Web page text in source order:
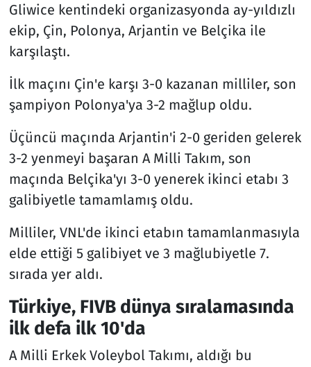
Gliwice kentindeki organizasyonda ay-yıldızlı
ekip, Çin, Polonya, Arjantin ve Belçika ile
karşılaştı.
İlk maçını Çin'e karşı 3-0 kazanan milliler, son
şampiyon Polonya'ya 3-2 mağlup oldu.
Üçüncü maçında Arjantin'i 2-0 geriden gelerek
3-2 yenmeyi başaran A Milli Takım, son
maçında Belçika'yı 3-0 yenerek ikinci etabı 3
galibiyetle tamamlamış oldu.
Milliler, VNL'de ikinci etabın tamamlanmasıyla
elde ettiği 5 galibiyet ve 3 mağlubiyetle 7.
sırada yer aldı.
Türkiye, FIVB dünya sıralamasında
ilk defa ilk 10'da
A Milli Erkek Voleybol Takımı, aldığı bu
Televizyon